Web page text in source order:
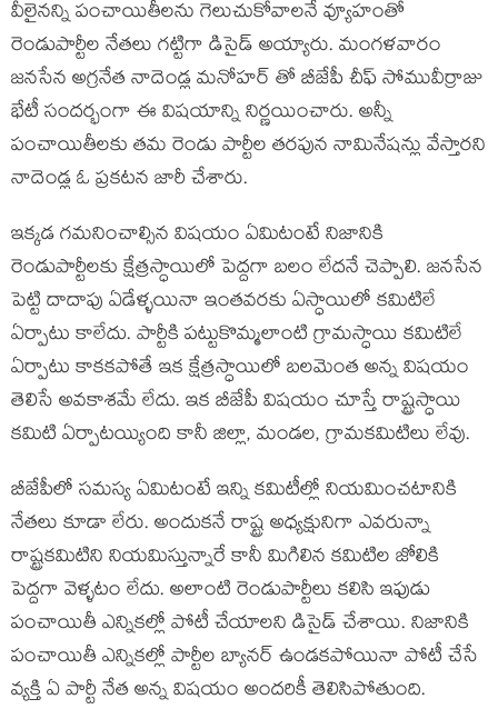
వీలైనన్ని పంచాయితీలను గెలుచుకోవాలనే వ్యూహంతో
రెండుపార్టీల నేతలు గట్టిగా డిసైడ్ అయ్యారు. మంగళవారం
జనసేన అగ్రనేత నాదెండ్ల మనోహర్ తో బీజేపీ చీఫ్ సోమువీర్రాజు
భేటీ సందర్భంగా ఈ విషయాన్ని నిర్ణయించారు. అన్నీ
పంచాయితీలకు తమ రెండు పార్టీల తరపున నామినేషన్లు వేస్తారని
నాదెండ్ల ఓ ప్రకటన జారీ చేశారు.
ఇక్కడ గమనించాల్సిన విషయం ఏమిటంటే నిజానికి
రెండుపార్టీలకు క్షేత్రస్ధాయిలో పెద్దగా బలం లేదనే చెప్పాలి. జనసేన
పెట్టి దాదాపు ఏడేళ్ళయినా ఇంతవరకు ఏస్ధాయిలో కమిటిలే
ఏర్పాటు కాలేదు. పార్టీకి పట్టుకొమ్మలాంటి గ్రామస్ధాయి కమిటిలే
ఏర్పాటు కాకకపోతే ఇక క్షేత్రస్ధాయిలో బలమెంత అన్న విషయం
తెలిసే అవకాశమే లేదు. ఇక బీజేపీ విషయం చూస్తే రాష్ట్రస్ధాయి
కమిటి ఏర్పాటయ్యింది కానీ జిల్లా, మండల, గ్రామకమిటిలు లేవు.
బీజేపీలో సమస్య ఏమిటంటే ఇన్ని కమిటీల్లో నియమించటానికి
నేతలు కూడా లేరు. అందుకనే రాష్ట్ర అధ్యక్షునిగా ఎవరున్నా
రాష్ట్రకమిటిని నియమిస్తున్నారే కానీ మిగిలిన కమిటిల జోలికి
పెద్దగా వెళ్ళటం లేదు. అలాంటి రెండుపార్టీలు కలిసి ఇఫుడు
పంచాయితీ ఎన్నికల్లో పోటీ చేయాలని డిసైడ్ చేశాయి. నిజానికి
పంచాయితీ ఎన్నికల్లో పార్టీల బ్యానర్ ఉండకపోయినా పోటీ చేసే
వ్యక్తి ఏ పార్టీ నేత అన్న విషయం అందరికీ తెలిసిపోతుంది.